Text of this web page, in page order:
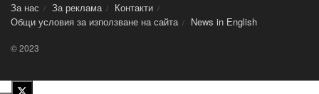
За нас За реклама
Контакти
Общи условия за използване на сайта
News in Еnglish
© 2023